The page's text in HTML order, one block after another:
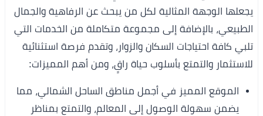
يجعلها الوجهة المثالية لكل من يبحث عن الرفاهية والجمال
الطبيعي، بالإضافة إلى مجموعة متكاملة من الخدمات التي
تلبي كافة احتياجات السكان والزوار، وتقدم فرصة استثنائية
للاستثمار والتمتع بأسلوب حياة راقٍ، ومن أهم المميزات:
الموقع المميز في أجمل مناطق الساحل الشمالي، مما
يضمن سهولة الوصول إلى المعالم، والتمتع بمناظر